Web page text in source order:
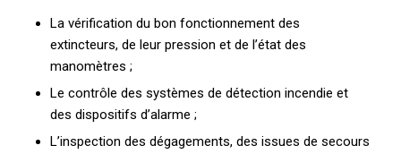
La vérification du bon fonctionnement des
extincteurs, de leur pression et de l’état des
manomètres ;
Le contrôle des systèmes de détection incendie et
des dispositifs d’alarme ;
L’inspection des dégagements, des issues de secours